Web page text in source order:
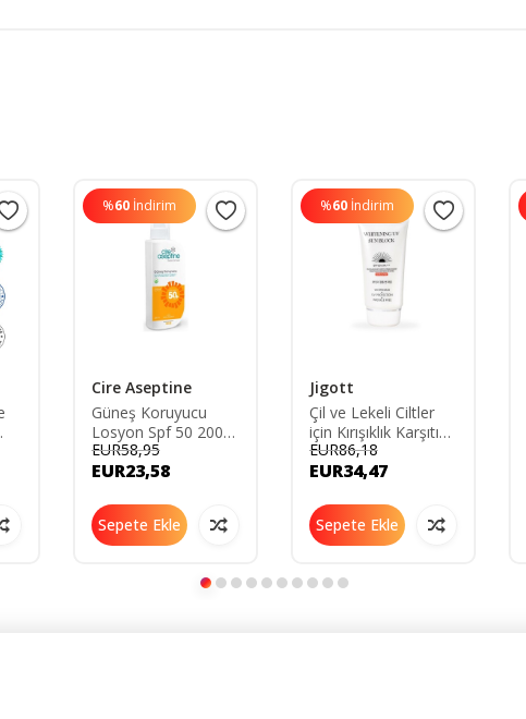
%60 İndirim
Cire Aseptine
Güneş Koruyucu
Losyon Spf 50 200
ml CIR603110
EUR58,95
EUR23,58
Sepete Ekle
%60 İndirim
Jigott
Çil ve Lekeli Ciltler
için Kırışıklık Karşıtı
Beyazlatıcı Güneş
Bakım Kremi Spf 50
8809317115856
EUR86,18
EUR34,47
Sepete Ekle